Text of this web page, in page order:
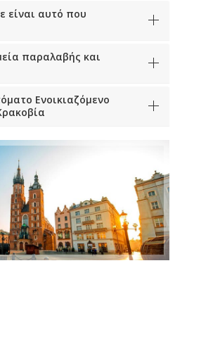
είναι αυτό που
παραλαβής και
Ενοικιαζόμενο